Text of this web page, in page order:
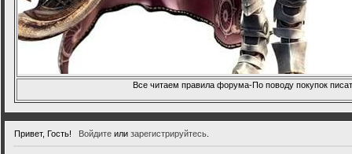
Все читаем правила форума-По поводу покупок
Привет, Гость! Войдитеили зарегистрируйтесь.